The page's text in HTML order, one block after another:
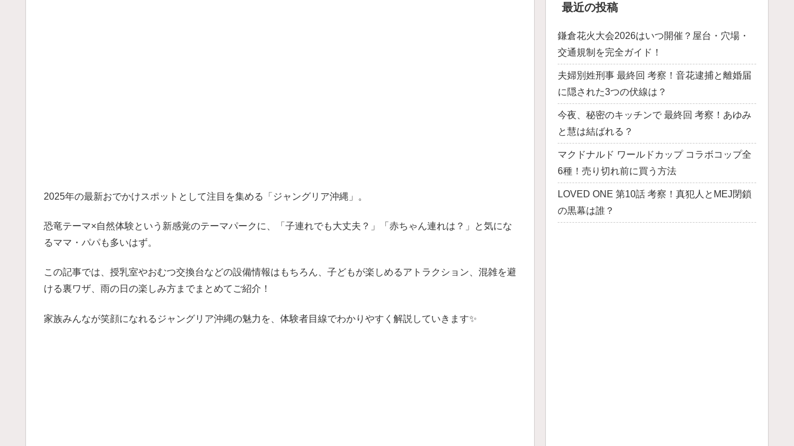
2025年の最新おでかけスポットとして注目を集める「ジャングリア沖縄」。
恐竜テーマ×自然体験という新感覚のテーマパークに、「子連れでも大丈夫？」「赤ちゃん連れは？」と気にな
るママ・パパも多いはず。
この記事では、授乳室やおむつ交換台などの設備情報はもちろん、子どもが楽しめるアトラクション、混雑を避
ける裏ワザ、雨の日の楽しみ方までまとめてご紹介！
家族みんなが笑顔になれるジャングリア沖縄の魅力を、体験者目線でわかりやすく解説していきます✨
最近の投稿
鎌倉花火大会2026はいつ開催？屋台・穴場・
交通規制を完全ガイド！
夫婦別姓刑事 最終回 考察！音花逮捕と離婚届
に隠された3つの伏線は？
今夜、秘密のキッチンで 最終回 考察！あゆみ
と慧は結ばれる？
マクドナルド ワールドカップ コラボコップ全
6種！売り切れ前に買う方法
LOVED ONE 第10話 考察！真犯人とMEJ閉鎖
の黒幕は誰？